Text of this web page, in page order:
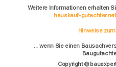
Weitere Informationen erhalten
hauskauf-gutachter.net
Hinweise
... wenn Sie einen
Copyright ©